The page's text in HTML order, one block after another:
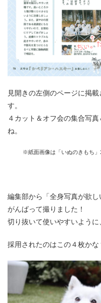
見開きの左側のページに掲
す。
４カット＆オフ会の集合写
ね。
※紙面画像は「いぬのきもち」
編集部から「全身写真が欲し
がんばって撮りました！
切り抜いて使いやすいように
採用されたのはこの４枚かな